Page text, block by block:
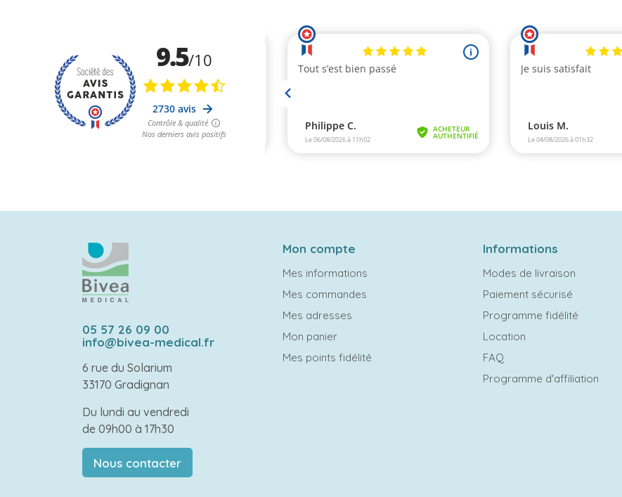
05 57 26 09 00
info@bivea-medical.fr
6 rue du Solarium
33170 Gradignan
Du lundi au vendredi
de 09h00 à 17h30
Nous contacter
Mon compte
Mes informations
Mes commandes
Mes adresses
Mon panier
Mes points fidélité
Informations
Modes de livraison
Paiement sécurisé
Programme fidélité
Location
FAQ
Programme d'affiliation